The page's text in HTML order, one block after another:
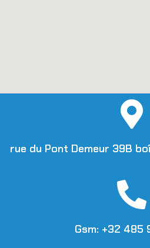
rue du Pont Demeur 39B
Gsm: +32 485